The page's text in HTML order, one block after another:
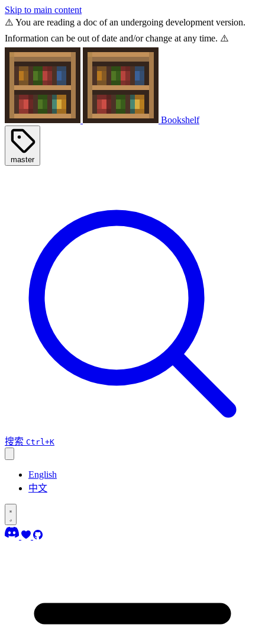
Skip to main content
⚠️ You are reading a doc of an undergoing development version.
Information can be out of date and/or change at any time. ⚠️
Bookshelf
master
搜索 Ctrl+K
English
中文